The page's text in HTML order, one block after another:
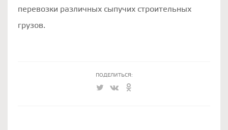
перевозки различных сыпучих строительных
грузов.
ПОДЕЛИТЬСЯ: